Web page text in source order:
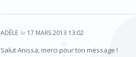
ADÈLE le 17 MARS 2013 13:02
Salut Anissa, merci pour ton message !